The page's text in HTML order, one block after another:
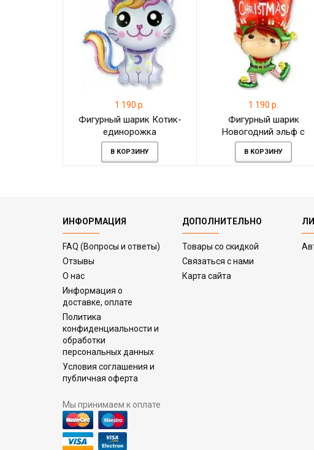
1 190 р.
Фигурный шарик Котик-
единорожка
В КОРЗИНУ
1 190 р.
Фигурный шарик
Новогодний эльф с
подарком на Рождество
В КОРЗИНУ
ИНФОРМАЦИЯ
FAQ (Вопросы и ответы)
Отзывы
О нас
Информация о
доставке, оплате
Политика
конфиденциальности и
обработки
персональных данных
Условия соглашения и
публичная оферта
Мы принимаем к оплате
ДОПОЛНИТЕЛЬНО
Товары со скидкой
Связаться с нами
Карта сайта